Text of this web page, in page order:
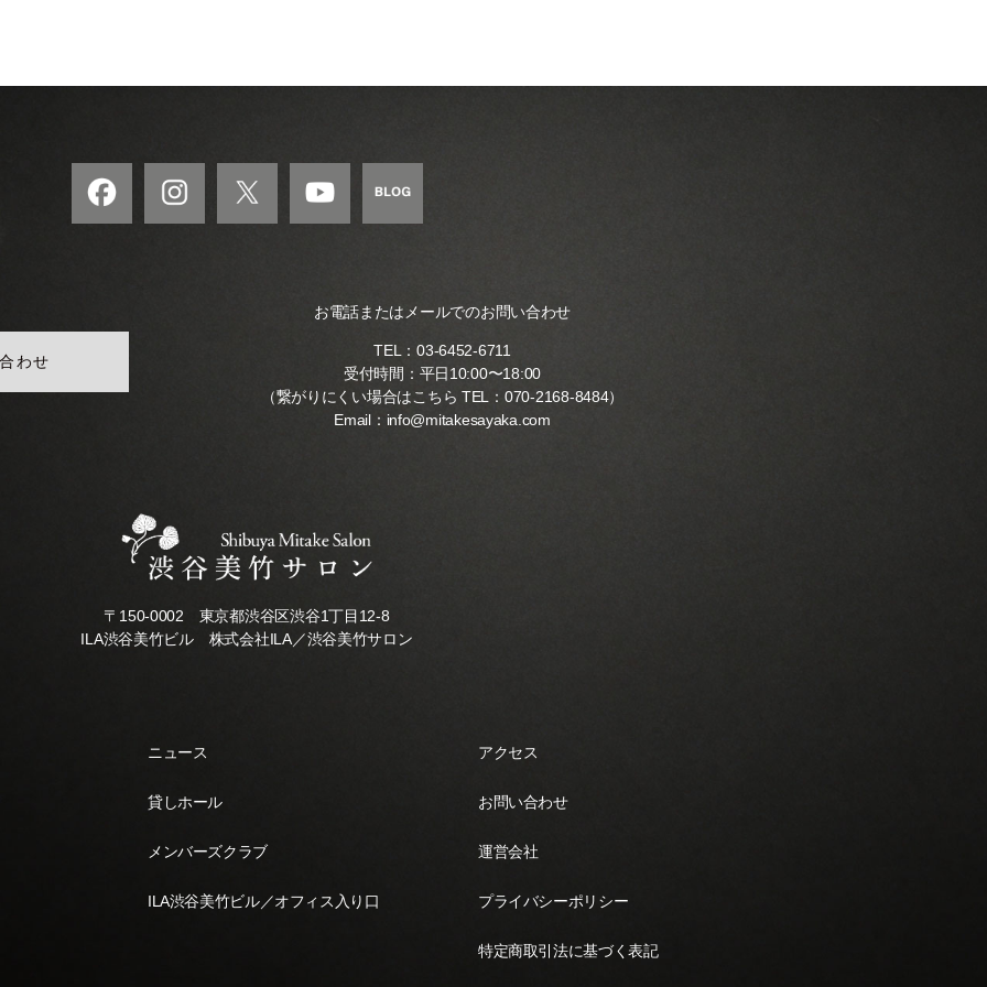
わせ
お電話またはメールでのお問い合わせ
TEL：03-6452-6711
受付時間：平日10:00〜18:00
（繋がりにくい場合はこちら TEL： 070-2168-8484）
Email： info@mitakesayaka.com
〒150-0002 東京都渋谷区渋谷1丁目12-8
ILA渋谷美竹ビル 株式会社ILA／渋谷美竹サロン
ニュース
メンバーズクラブ
貸しホール
ILA渋谷美竹ビル／オフィス入り口
アクセス
お問い合わせ
運営会社
プライバシーポリシー
特定商取引法に基づく表記